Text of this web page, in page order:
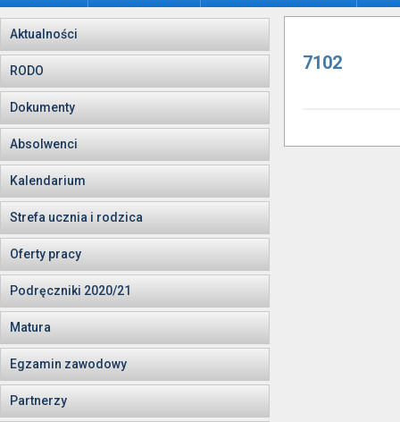
Aktualności
RODO
Dokumenty
Absolwenci
Kalendarium
Strefa ucznia i rodzica
Oferty pracy
Podręczniki 2020/21
Matura
Egzamin zawodowy
Partnerzy
7102